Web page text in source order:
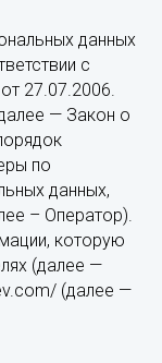
данных
с
27.07.2006.
— Закон о
по
данных,
– Оператор).
которую
(далее —
(далее —